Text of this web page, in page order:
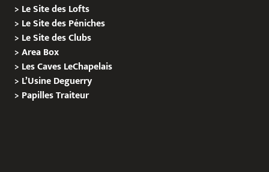
> Le Site des Lofts
> Le Site des Péniches
> Le Site des Clubs
>Area Box
> Les Caves LeChapelais
> L’Usine Deguerry
> PapillesTraiteur